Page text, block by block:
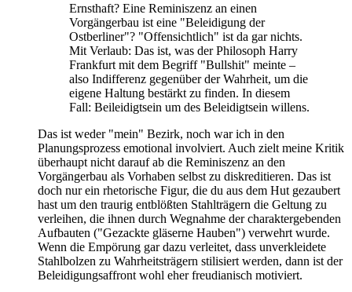
Ernsthaft? Eine Reminiszenz an einen
Vorgängerbau ist eine "Beleidigung der
Ostberliner"? "Offensichtlich" ist da gar nichts.
Mit Verlaub: Das ist, was der Philosoph Harry
Frankfurt mit dem Begriff "Bullshit" meinte –
also Indifferenz gegenüber der Wahrheit, um die
eigene Haltung bestärkt zu finden. In diesem
Fall: Beileidigtsein um des Beleidigtsein willens.
Das ist weder "mein" Bezirk, noch war ich in den
Planungsprozess emotional involviert. Auch zielt meine Kritik
überhaupt nicht darauf ab die Reminiszenz an den
Vorgängerbau als Vorhaben selbst zu diskreditieren. Das ist
doch nur ein rhetorische Figur, die du aus dem Hut gezaubert
hast um den traurig entblößten Stahlträgern die Geltung zu
verleihen, die ihnen durch Wegnahme der charaktergebenden
Aufbauten ("Gezackte gläserne Hauben") verwehrt wurde.
Wenn die Empörung gar dazu verleitet, dass unverkleidete
Stahlbolzen zu Wahrheitsträgern stilisiert werden, dann ist der
Beleidigungsaffront wohl eher freudianisch motiviert.